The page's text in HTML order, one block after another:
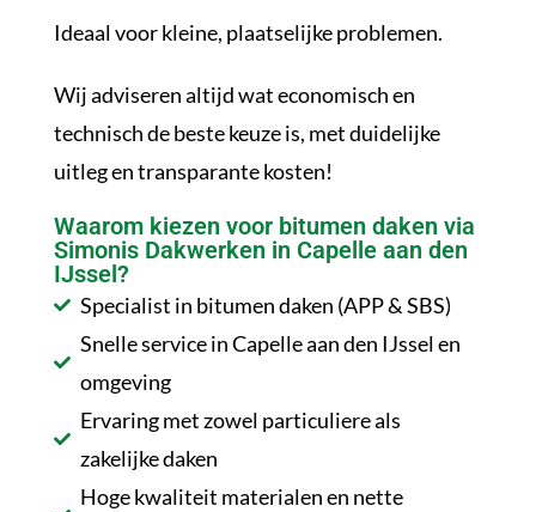
Ideaal voor kleine, plaatselijke problemen.
Wij adviseren altijd wat economisch en
technisch de beste keuze is, met duidelijke
uitleg en transparante kosten!
Waarom kiezen voor bitumen daken via
Simonis Dakwerken in Capelle aan den
IJssel?
Specialist in bitumen daken (APP & SBS)
Snelle service in Capelle aan den IJssel en
omgeving
Ervaring met zowel particuliere als
zakelijke daken
Hoge kwaliteit materialen en nette